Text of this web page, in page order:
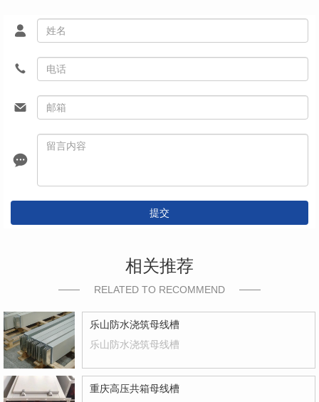
提交
相关推荐
RELATED TO RECOMMEND
乐山防水浇筑母线槽
乐山防水浇筑母线槽
重庆高压共箱母线槽